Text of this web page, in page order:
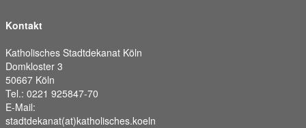
Kontakt
Katholisches Stadtdekanat Köln
Domkloster 3
50667 Köln
Tel.: 0221 925847-70
E-Mail:
stadtdekanat(at)katholisches.koeln